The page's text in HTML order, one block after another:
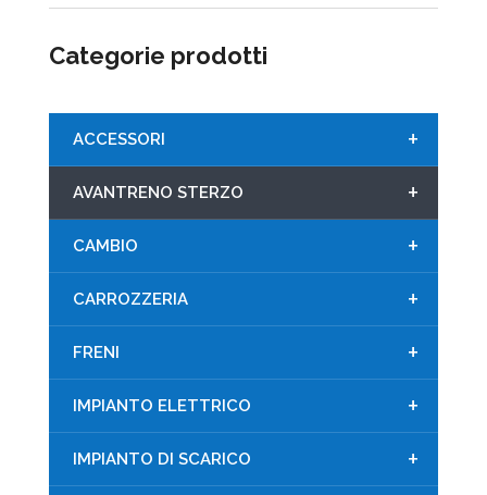
Categorie prodotti
+
ACCESSORI
+
AVANTRENO STERZO
+
CAMBIO
+
CARROZZERIA
+
FRENI
+
IMPIANTO ELETTRICO
+
IMPIANTO DI SCARICO